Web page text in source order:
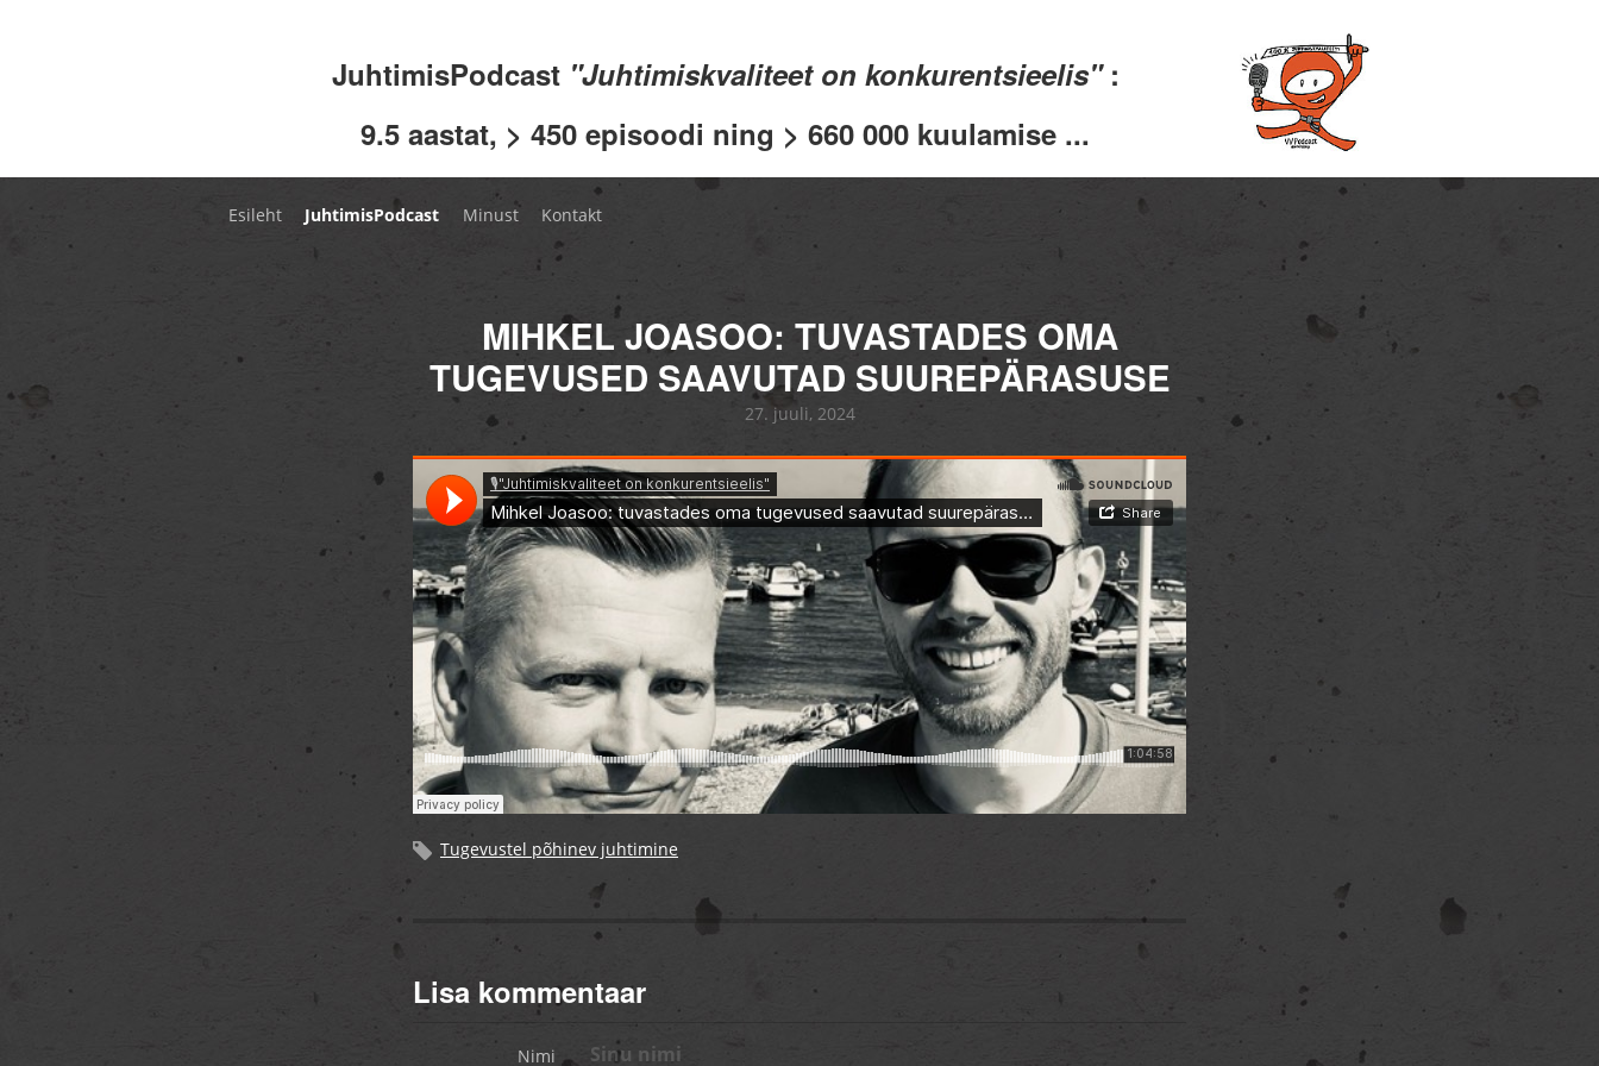
JuhtimisPodcast "Juhtimiskvaliteet on konkurentsieelis" :
9.5 aastat, > 450 episoodi ning > 660 000 kuulamise ...
Esileht JuhtimisPodcast Minust Kontakt
MIHKEL JOASOO: TUVASTADES OMA
TUGEVUSED SAAVUTAD SUUREPÄRASUSE
27. juuli, 2024
Tugevustel põhinev juhtimine
Lisa kommentaar
Nimi